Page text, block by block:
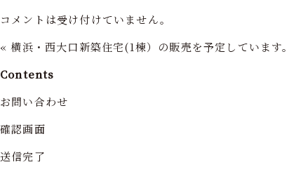
コメントは受け付けていません。
«横浜・西大口新築住宅(1棟）の販売を予定しています。
Contents
お問い合わせ
確認画面
送信完了